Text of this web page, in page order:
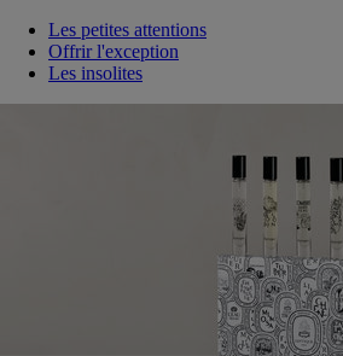
Les petites attentions
Offrir l'exception
Les insolites